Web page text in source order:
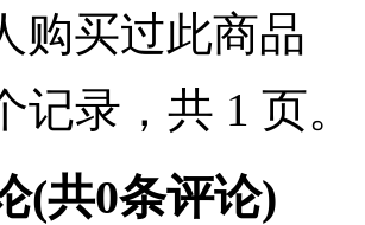
购买过此商品
记录，共 1 页。
(共0条评论)